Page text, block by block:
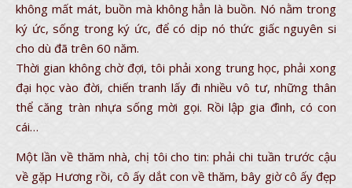
không mất mát, buồn mà không hẳn là buồn. Nó nằm trong
ký ức, sống trong ký ức, để có dịp nó thức giấc nguyên si
cho dù đã trên 60 năm.
Thời gian không chờ đợi, tôi phải xong trung học, phải xong
đại học vào đời, chiến tranh lấy đi nhiều vô tư, những thân
thể căng tràn nhựa sống mời gọi. Rồi lập gia đình, có con
cái…
Một lần về thăm nhà, chị tôi cho tin: phải chi tuần trước cậu
về gặp Hương rồi, cô ấy dắt con về thăm, bây giờ cô ấy đẹp